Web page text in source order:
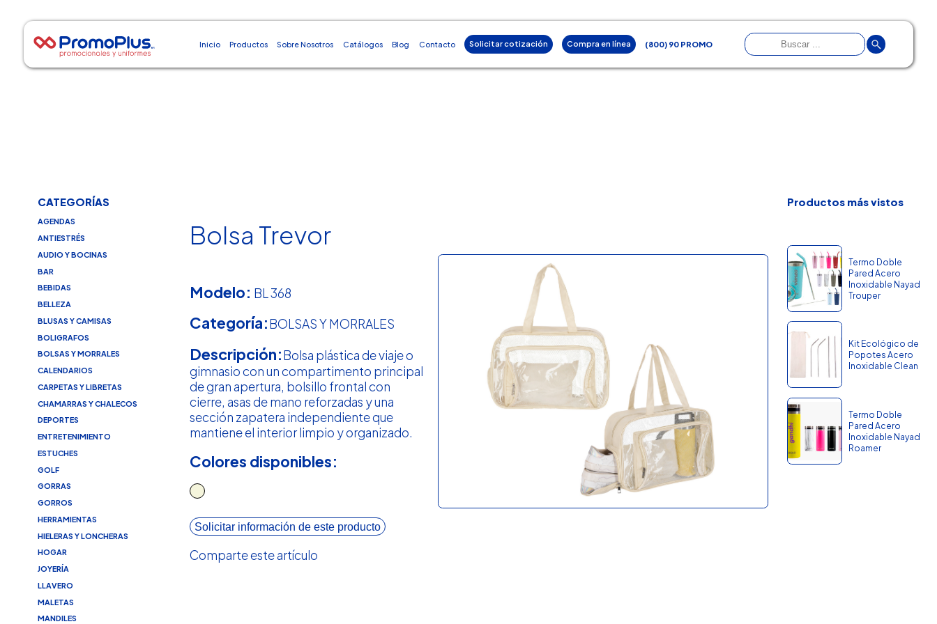
Inicio Productos Sobre Nosotros Catálogos Blog Contacto Solicitar cotización Compra en línea (800) 90 PROMO
CATEGORÍAS
AGENDAS
ANTIESTRÉS
AUDIO Y BOCINAS
BAR
BEBIDAS
BELLEZA
BLUSAS Y CAMISAS
BOLIGRAFOS
BOLSAS Y MORRALES
CALENDARIOS
CARPETAS Y LIBRETAS
CHAMARRAS Y CHALECOS
DEPORTES
ENTRETENIMIENTO
ESTUCHES
GOLF
GORRAS
GORROS
HERRAMIENTAS
HIELERAS Y LONCHERAS
HOGAR
JOYERÍA
LLAVERO
MALETAS
MANDILES
Bolsa Trevor
Modelo: BL 368
Categoría:BOLSAS Y MORRALES
Descripción:Bolsa plástica de viaje o
gimnasio con un compartimento principal
de gran apertura, bolsillo frontal con
cierre, asas de mano reforzadas y una
sección zapatera independiente que
mantiene el interior limpio y organizado.
Colores disponibles:
Solicitar información de este producto
Comparte este artículo
Productos más vistos
Termo Doble
Pared Acero
Inoxidable Nayad
Trouper
Kit Ecológico de
Popotes Acero
Inoxidable Clean
Termo Doble
Pared Acero
Inoxidable Nayad
Roamer